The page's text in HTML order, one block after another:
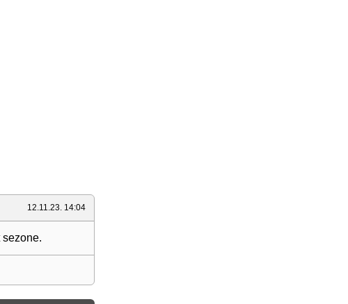
12.11.23. 14:04
sezone.